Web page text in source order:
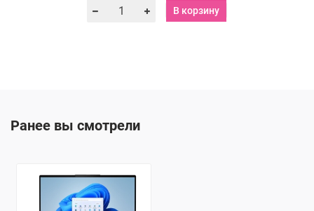
В корзину
Ранее вы смотрели